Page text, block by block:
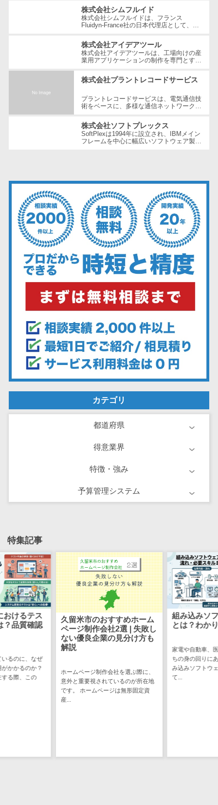
医療・介護業
界向け
障害福祉ソフ
ト
介護ソフト
療システム
行サービス
訪問看護ステ
健康診断シス
テム
診療予約シス
テム
歯科向け電子
カルテ
歯科予約シス
テム
リハビリ管理
システム
電子薬歴シス
テム
不動産業界向
ービス
不動産業務支
援サービス
ページ制作
ーアプリ
入居者管理ア
化型
保険代理店シ
ステム
図面検索シス
テム
施工管理アプ
リ
報告書作成ツ
務支援サービス
モバイルオー
プリ
たクリエイティブ制作を行っています。
独...
株式会社シムフルイド
株式会社シムフルイドは、フランス
Fluidyn-France社の日本代理店として、最
使した高精度な製品を提供しています。設
立...
株式会社アイデアツール
株式会社アイデアツールは、工場向けの産
業用アプリケーションの制作を専門とする
ズ・バッテリー工場など多岐にわた...
株式会社プラントレコードサービス
プラントレコードサービスは、電気通信技
術をベースに、多様な通信ネットワーク構
ウを提供している企業です。創業以...
株式会社ソフトプレックス
SoftPlexは1994年に設立され、IBMメイン
フレームを中心に幅広いソフトウェア製品
カテゴリ
都道府県
得意業界
特徴・強み
予算管理システム
特集記事
すめホーム
2選 | 失敗し
を選ぶ際に、
るのが所在地
組み込みソフトウェア開発
とは？わかりやすく解説
家電や自動車、医療機器など、私た
み込みソフトウェアによって動い
て...
システム開
準委任契約
システム開発を
負契約」と「準
理解しておくこ